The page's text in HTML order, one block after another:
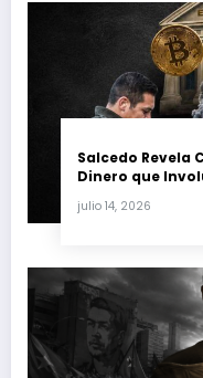
Salcedo Revela
Dinero que
julio 14, 2026